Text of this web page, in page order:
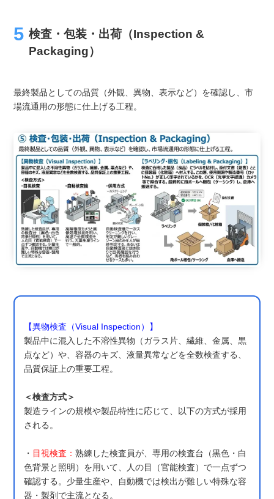
検査・包装・出荷（Inspection &
Packaging）
最終製品としての品質（外観、異物、表示など）を確認し、市
場流通用の形態に仕上げる工程。
【異物検査（Visual Inspection）】
製品中に混入した不溶性異物（ガラス片、繊維、金属、黒
点など）や、容器のキズ、液量異常などを全数検査する、
品質保証上の重要工程。
＜検査方式＞
製造ラインの規模や製品特性に応じて、以下の方式が採用
される。
・ 目視検査：熟練した検査員が、専用の検査台（黒色・白
色背景と照明）を用いて、人の目（官能検査）で一点ずつ
確認する。少量生産や、自動機では検出が難しい特殊な容
器・製剤で主流となる。